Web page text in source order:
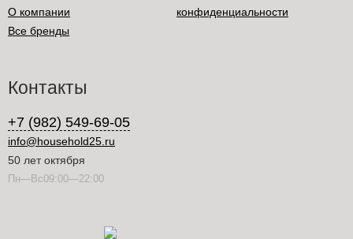
О компании
Все бренды
конфиденциальности
Контакты
+7 (982) 549-69-05
info@household25.ru
50 лет октября
Пн—Вс09:00—22:00